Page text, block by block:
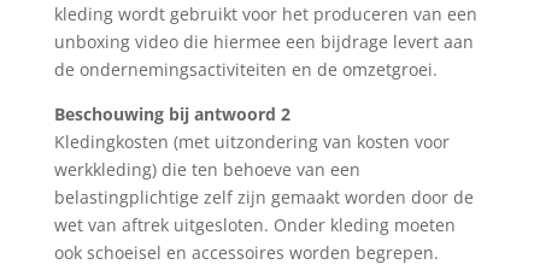
kleding wordt gebruikt voor het produceren van een
unboxing video die hiermee een bijdrage levert aan
de ondernemingsactiviteiten en de omzetgroei.
Beschouwing bij antwoord 2
Kledingkosten (met uitzondering van kosten voor
werkkleding) die ten behoeve van een
belastingplichtige zelf zijn gemaakt worden door de
wet van aftrek uitgesloten. Onder kleding moeten
ook schoeisel en accessoires worden begrepen.